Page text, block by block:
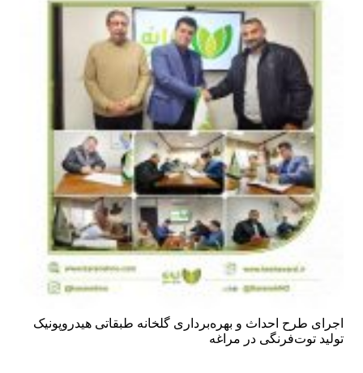
اجرای طرح احداث و بهره‌برداری گلخانه طبقاتی هیدروپونیک
تولید توت‌فرنگی در مراغه